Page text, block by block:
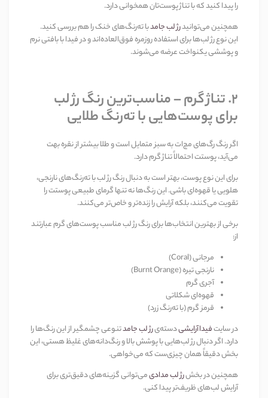
را پیدا کنید که با تناژ پوست‌تان همخوانی دارد.
همچنین می‌توانیدرژ لب جامدبا ته‌رنگ‌های خنک را هم بررسی کنید.
این نوع رژ لب‌ها برای استفاده روزمره فوق‌العاده‌اند و در فیدا با بافتی نرم
و پوششی یکنواخت عرضه می‌شوند.
2. تناژ گرم – مناسب‌ترین رنگ رژ لب
برای پوست‌هایی با ته‌رنگ طلایی
اگر رنگ رگ‌های مچ‌ات به سبز متمایل است و طلا بیشتر از نقره بهت
می‌آید، پوستت احتمالاً تناژ گرم دارد.
برای این نوع پوست، بهتر است به دنبال رنگ رژ لب با ته‌رنگ‌های نارنجی،
هلویی یا قهوه‌ای باشی. این رنگ‌ها نه تنها گرمای طبیعی پوستت را
تقویت می‌کنند، بلکه آرایش را زنده‌تر و خاص‌تر می‌کنند.
برخی از بهترین انتخاب‌ها برای رنگ رژ لب مناسب پوست‌های گرم عبارتند
از:
مرجانی (Coral)
نارنجی تیره (Burnt Orange)
آجری گرم
قهوه‌ای شکلاتی
قرمز گرم (با ته‌رنگ زرد)
در سایتفیداآرایشیدسته‌یرژ لب جامدتنوعی چشمگیر از این رنگ‌ها را
دارد. اگر دنبال رژ لب‌هایی با پوشش بالا و رنگ‌دانه‌های غلیظ هستی، این
بخش دقیقاً همان چیزی‌ست که می‌خواهی.
همچنین در بخشرژ لب مدادیمی‌توانی گزینه‌های دقیق‌تری برای
آرایش لب‌های ظریف‌تر پیدا کنی.